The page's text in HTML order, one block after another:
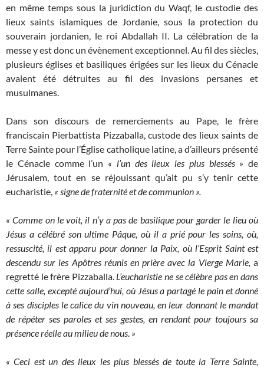
en même temps sous la juridiction du Waqf, le custodie des
lieux saints islamiques de Jordanie, sous la protection du
souverain jordanien, le roi Abdallah II. La célébration de la
messe y est donc un évènement exceptionnel. Au fil des siècles,
plusieurs églises et basiliques érigées sur les lieux du Cénacle
avaient été détruites au fil des invasions persanes et
musulmanes.
Dans son discours de remerciements au Pape, le frère
franciscain Pierbattista Pizzaballa, custode des lieux saints de
Terre Sainte pour l’Église catholique latine, a d’ailleurs présenté
le Cénacle comme l’un « l’un des lieux les plus blessés » de
Jérusalem, tout en se réjouissant qu’ait pu s’y tenir cette
eucharistie, « signe de fraternité et de communion ».
« Comme on le voit, il n’y a pas de basilique pour garder le lieu où
Jésus a célébré son ultime Pâque, où il a prié pour les soins, où,
ressuscité, il est apparu pour donner la Paix, où l’Esprit Saint est
descendu sur les Apôtres réunis en prière avec la Vierge Marie, a
regretté le frère Pizzaballa.L’eucharistie ne se célèbre pas en dans
cette salle, excepté aujourd’hui, où Jésus a partagé le pain et donné
à ses disciples le calice du vin nouveau, en leur donnant le mandat
de répéter ses paroles et ses gestes, en rendant pour toujours sa
présence réelle au milieu de nous. »
« Ceci est un des lieux les plus blessés de toute la Terre Sainte,